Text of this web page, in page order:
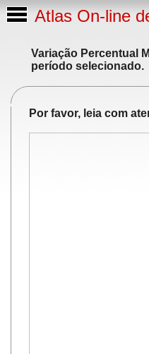
Atlas On-line
Variação Percentual
período selecionado.
Por favor, leia com